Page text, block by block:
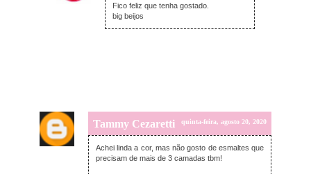
Fico feliz que tenha gostado.
big beijos
Tammy Cezaretti quinta-feira, agosto 20, 2020
Achei linda a cor, mas não gosto de esmaltes que
precisam de mais de 3 camadas tbm!